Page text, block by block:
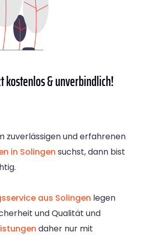
kostenlos & unverbindlich!
zuverlässigen und erfahrenen
in Solingen suchst, dann bist
aus Solingen legen
und Qualität und
daher nur mit